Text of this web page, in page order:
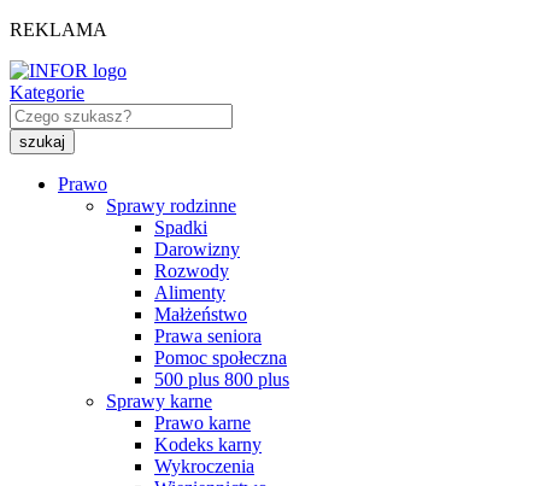
REKLAMA
Kategorie
Prawo
Sprawy rodzinne
Spadki
Darowizny
Rozwody
Alimenty
Małżeństwo
Prawa seniora
Pomoc społeczna
500 plus 800 plus
Sprawy karne
Prawo karne
Kodeks karny
Wykroczenia